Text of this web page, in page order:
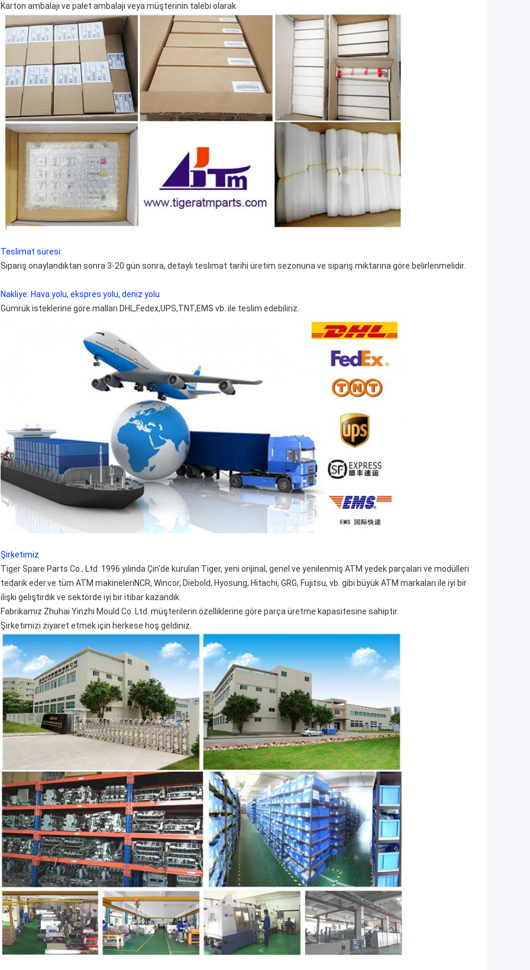
Karton ambalajı ve palet ambalajı veya müşterinin talebi olarak
Teslimat süresi:
Sipariş onaylandıktan sonra 3-20 gün sonra, detaylı teslimat tarihi üretim sezonuna ve sipariş miktarına göre belirlenmelidir.
Nakliye: Hava yolu, ekspres yolu, deniz yolu
Gümrük isteklerine göre malları DHL,Fedex,UPS,TNT,EMS vb. ile teslim edebiliriz.
Şirketimiz
Tiger Spare Parts Co., Ltd. 1996 yılında Çin'de kurulan Tiger, yeni orijinal, genel ve yenilenmiş ATM yedek parçaları ve modülleri
tedarik eder.ve tüm ATM makineleriNCR, Wincor, Diebold, Hyosung, Hitachi, GRG, Fujitsu, vb. gibi büyük ATM markaları ile iyi bir
ilişki geliştirdik ve sektörde iyi bir itibar kazandık.
Fabrikamız Zhuhai Yinzhi Mould Co. Ltd. müşterilerin özelliklerine göre parça üretme kapasitesine sahiptir.
Şirketimizi ziyaret etmek için herkese hoş geldiniz.